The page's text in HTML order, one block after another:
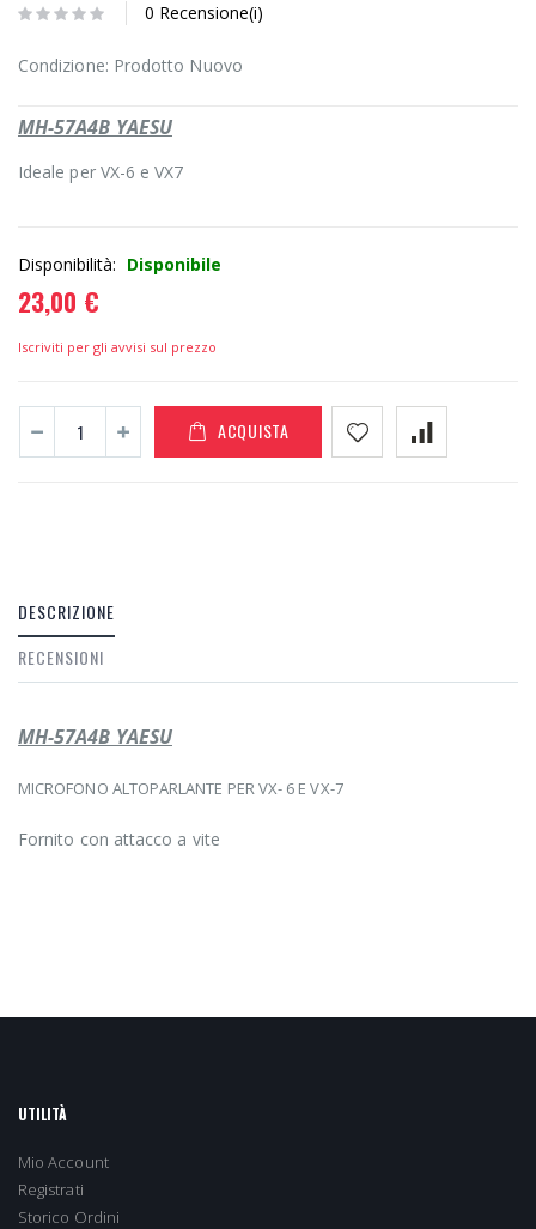
0 Recensione(i)
Condizione: Prodotto Nuovo
MH-57A4B YAESU
Ideale per VX-6 e VX7
Disponibilità: Disponibile
23,00 €
Iscriviti per gli avvisi sul prezzo
ACQUISTA
DESCRIZIONE
RECENSIONI
MH-57A4B YAESU
MICROFONO ALTOPARLANTE PER VX- 6 E VX-7
Fornito con attacco a vite
UTILITÀ
Mio Account
Registrati
Storico Ordini